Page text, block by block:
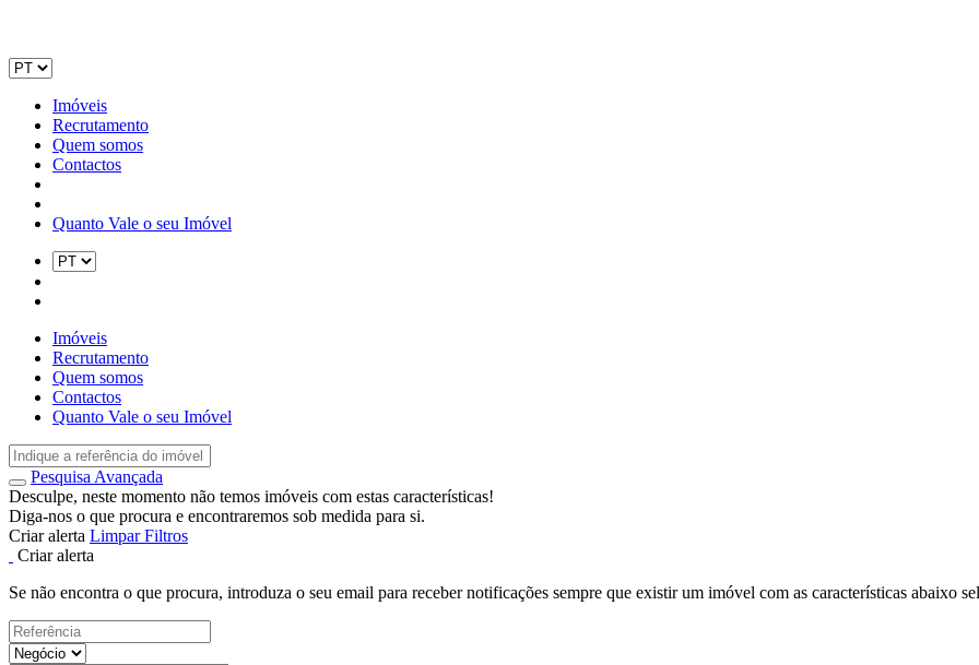
Imóveis
Recrutamento
Quem somos
Contactos
Quanto Vale o seu Imóvel
Imóveis
Recrutamento
Quem somos
Contactos
Quanto Vale o seu Imóvel
Pesquisa Avançada
Desculpe, neste momento não temos imóveis com estas características!
Diga-nos o que procura e encontraremos sob medida para si.
Criar alerta Limpar Filtros
Criar alerta
Se não encontra o que procura, introduza o seu email para receber notificações sempre que existir um imóvel com as características abaixo